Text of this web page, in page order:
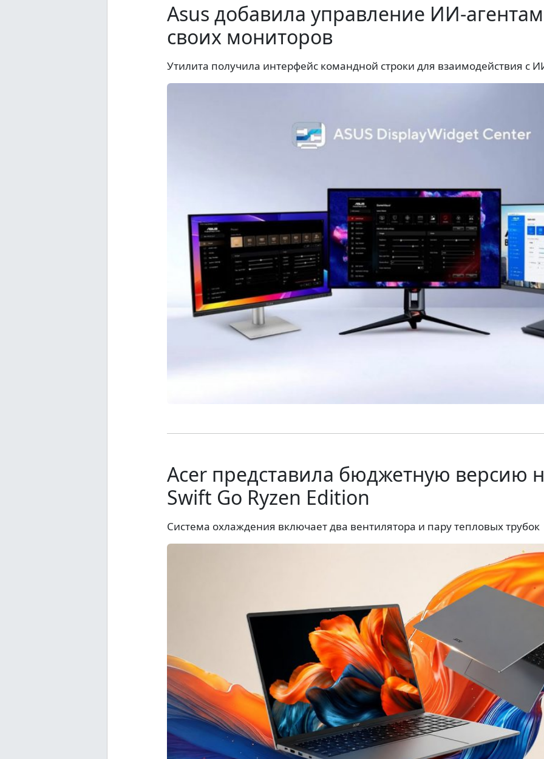
Asus добавила управление ИИ-
своих мониторов
Утилита получила интерфейс командной строки для взаимодействия с
Acer представила бюджетную версию
Swift Go Ryzen Edition
Система охлаждения включает два вентилятора и пару тепловых трубок